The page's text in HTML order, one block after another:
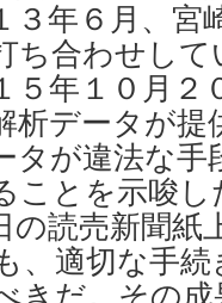
３年６月、宮
ち合わせし
５年１０月２
析データが
タが違法な手
ことを示唆し
の読売新聞紙
、適切な手
きだ。その